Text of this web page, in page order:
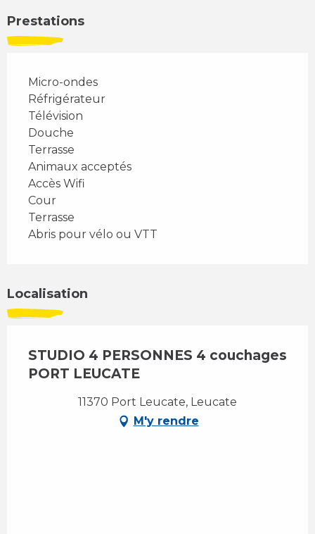
Prestations
Micro-ondes
Réfrigérateur
Télévision
Douche
Terrasse
Animaux acceptés
Accès Wifi
Cour
Terrasse
Abris pour vélo ou VTT
Localisation
STUDIO 4 PERSONNES 4 couchages
PORT LEUCATE
11370 Port Leucate, Leucate
M'y rendre